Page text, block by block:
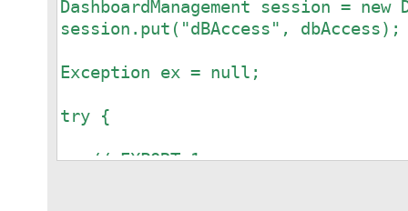
DashboardManagement session = new
session.put("dBAccess", dbAccess);
Exception ex = null;
try {
// EXPORT 1